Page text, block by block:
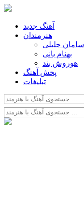
آهنگ جدید
هنرمندان
سامان جلیلی
بهنام بانی
هوروش بند
پخش آهنگ
تبلیغات